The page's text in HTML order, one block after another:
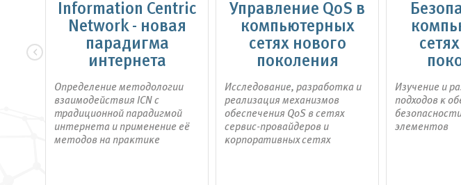
Information Centric
Network - новая
парадигма
интернета
Определение методологии
взаимодействия ICN с
традиционной парадигмой
интернета и применение её
методов на практике
Управление QoS в
компьютерных
сетях нового
поколения
Исследование, разработка и
реализация механизмов
обеспечения QoS в сетях
сервис-провайдеров и
корпоративных сетях
Изучение и
подходов к
элементов